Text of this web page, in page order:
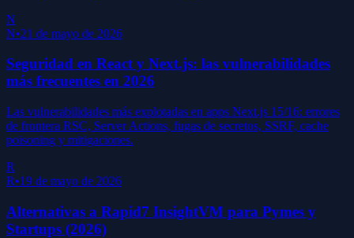
N
N•21 de mayo de 2026
Seguridad en React y Next.js: las vulnerabilidades
más frecuentes en 2026
Las vulnerabilidades más explotadas en apps Next.js 15/16: errores
de frontera RSC, Server Actions, fugas de secretos, SSRF, cache
poisoning y mitigaciones.
R
R•19 de mayo de 2026
Alternativas a Rapid7 InsightVM para Pymes y
Startups (2026)